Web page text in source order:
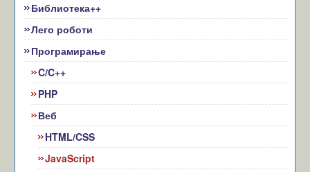
Библиотека++
Лего роботи
Програмирање
C/C++
PHP
Веб
HTML/CSS
JavaScript